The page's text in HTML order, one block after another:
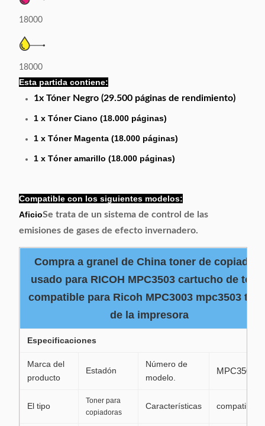
18000
18000
Esta partida contiene:
1x Tóner Negro (29.500 páginas de rendimiento)
1 x Tóner Ciano (18.000 páginas)
1 x Tóner Magenta (18.000 páginas)
1 x Tóner amarillo (18.000 páginas)
Compatible con los siguientes modelos:
AficioSe trata de un sistema de control de las
emisiones de gases de efecto invernadero.
Compra a granel de China toner de copiadora
usado para RICOH MPC3503 cartucho de
compatible para Ricoh MPC3003 mpc3503
de la impresora
Especificaciones
Marca del
producto
Estadón
Número de
modelo.
MPC3503
El tipo
Toner para
copiadoras
Características compatibles